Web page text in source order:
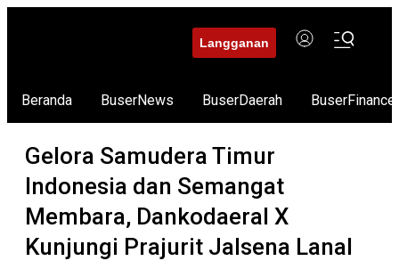
Langganan
Beranda BuserNews BuserDaerah BuserFinance
Gelora Samudera Timur
Indonesia dan Semangat
Membara, Dankodaeral X
Kunjungi Prajurit Jalsena Lanal